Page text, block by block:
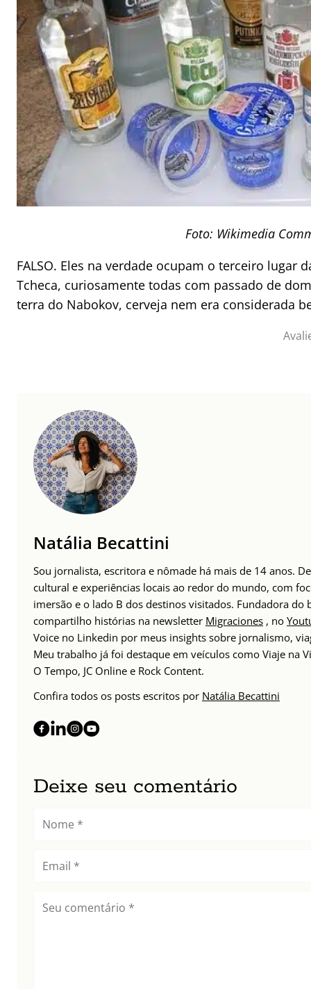
Foto: Wikimedia
FALSO. Eles na verdade ocupam o terceiro lugar
Tcheca, curiosamente todas com passado de
terra do Nabokov, cerveja nem era considerada
Natália Becattini
Sou jornalista, escritora e nômade há mais de 14 anos.
cultural e experiências locais ao redor do mundo, com
imersão e o lado B dos destinos visitados. Fundadora
compartilho histórias na newsletter Migraciones , no
Voice no Linkedin por meus insights sobre jornalismo,
Meu trabalho já foi destaque em veículos como Viaje na
O Tempo, JC Online e Rock Content.
Confira todos os posts escritos por Natália Becattini
Deixe seu comentário